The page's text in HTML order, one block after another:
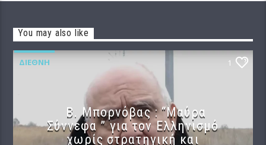
You may also like
ΔΙΕΘΝΉ 1
B. Μπορνόβας : “Μαύρα
Σύννεφα ” για τον Ελληνισμό
χωρίς στρατηγική και